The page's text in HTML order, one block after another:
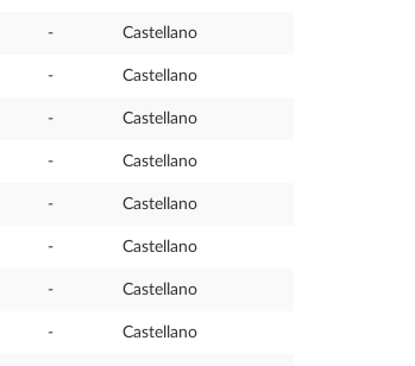
- Castellano
- Castellano
- Castellano
- Castellano
- Castellano
- Castellano
- Castellano
- Castellano